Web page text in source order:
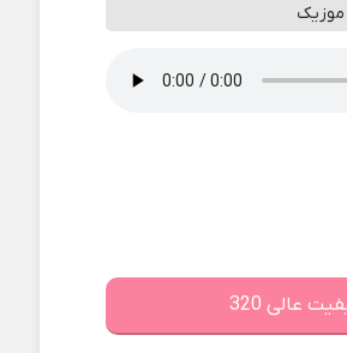
عالی 320